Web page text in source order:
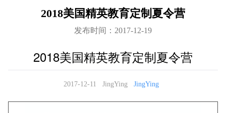
2018美国精英教育定制夏令营
发布时间：2017-12-19
2018美国精英教育定制夏令营
2017-12-11 JingYing JingYing